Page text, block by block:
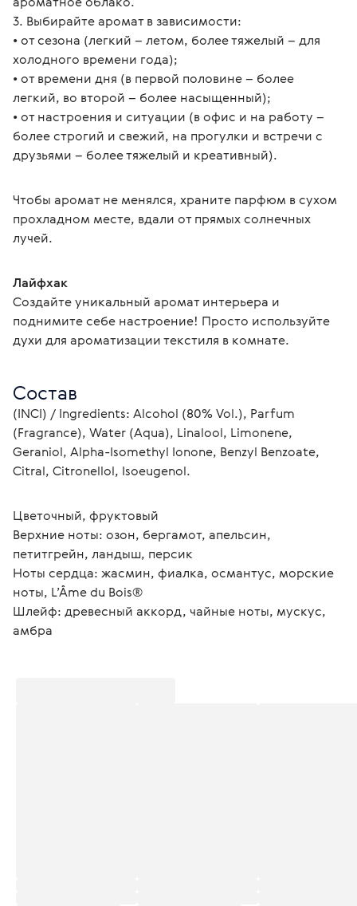
3. Выбирайте аромат в зависимости:
• от сезона (легкий – летом, более тяжелый – для
холодного времени года);
• от времени дня (в первой половине – более
легкий, во второй – более насыщенный);
• от настроения и ситуации (в офис и на работу –
более строгий и свежий, на прогулки и встречи с
друзьями – более тяжелый и креативный).
Чтобы аромат не менялся, храните парфюм в сухом
прохладном месте, вдали от прямых солнечных
лучей.
Лайфхак
Создайте уникальный аромат интерьера и
поднимите себе настроение! Просто используйте
духи для ароматизации текстиля в комнате.
Состав
(INCI) / Ingredients: Alcohol (80% Vol.), Parfum
(Fragrance), Water (Aqua), Linalool, Limonene,
Geraniol, Alpha-Isomethyl Ionone, Benzyl Benzoate,
Citral, Citronellol, Isoeugenol.
Цветочный, фруктовый
Верхние ноты: озон, бергамот, апельсин,
петитгрейн, ландыш, персик
Ноты сердца: жасмин, фиалка, османтус, морские
ноты, L’Âme du Bois®
Шлейф: древесный аккорд, чайные ноты, мускус,
амбра